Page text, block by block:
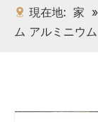
現在地: 家 »
ム アルミニウ